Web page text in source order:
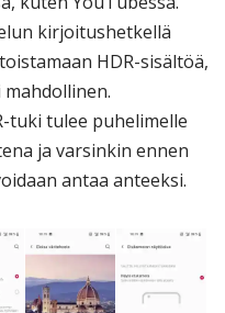
kirjoitushetkellä
HDR-sisältöä,
tuki tulee puhelimelle
ja varsinkin ennen
antaa anteeksi.